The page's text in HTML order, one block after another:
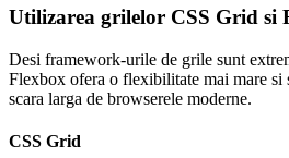
Utilizarea grilelor CSS Grid si
Desi framework-urile de grile sunt
Flexbox ofera o flexibilitate mai mare si
scara larga de browserele moderne.
CSS Grid